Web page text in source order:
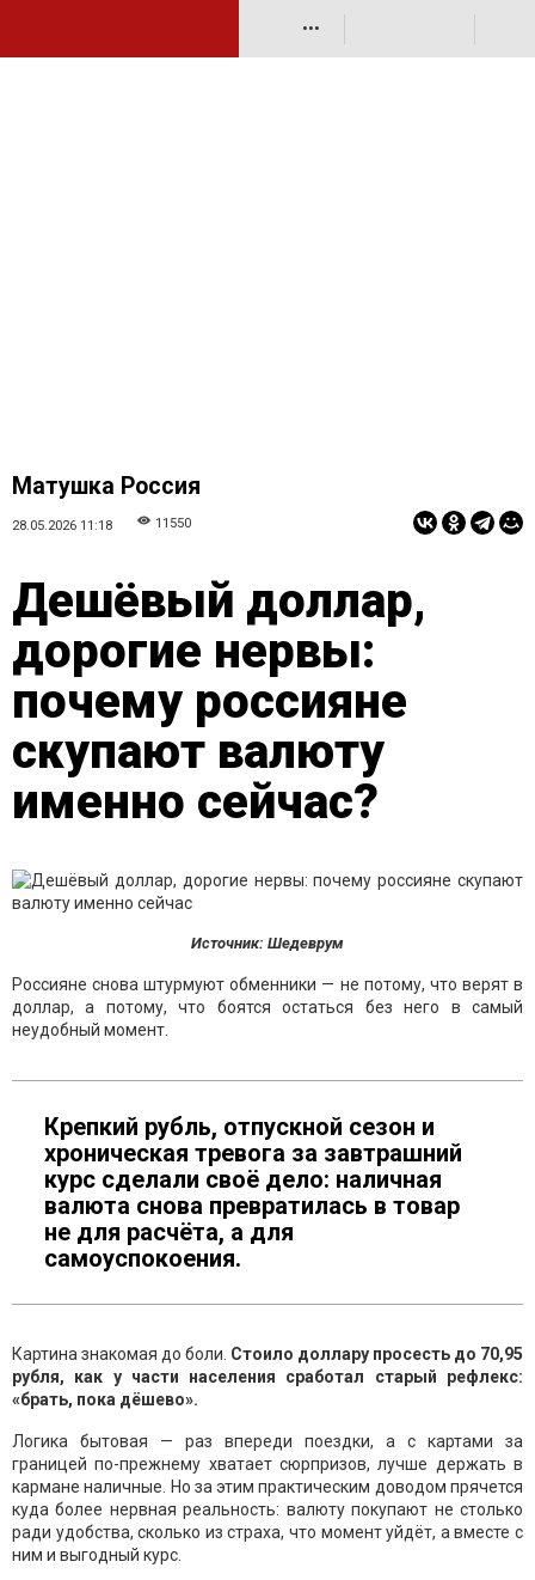
•••
Матушка Россия
28.05.2026 11:18 11550
Дешёвый доллар,
дорогие нервы:
почему россияне
скупают валюту
именно сейчас?
Источник: Шедеврум
Россияне снова штурмуют обменники — не потому, что верят в
доллар, а потому, что боятся остаться без него в самый
неудобный момент.
Крепкий рубль, отпускной сезон и
хроническая тревога за завтрашний
курс сделали своё дело: наличная
валюта снова превратилась в товар
не для расчёта, а для
самоуспокоения.
Картина знакомая до боли. Стоило доллару просесть до 70,95
рубля, как у части населения сработал старый рефлекс:
«брать, пока дёшево».
Логика бытовая — раз впереди поездки, а с картами за
границей по-прежнему хватает сюрпризов, лучше держать в
кармане наличные. Но за этим практическим доводом прячется
куда более нервная реальность: валюту покупают не столько
ради удобства, сколько из страха, что момент уйдёт, а вместе с
ним и выгодный курс.